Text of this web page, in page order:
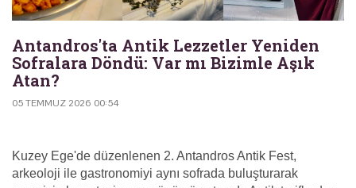
Antandros'ta Antik Lezzetler Yeniden
Sofralara Döndü: Var mı Bizimle Aşık
Atan?
05 TEMMUZ 2026 00:54
Kuzey Ege'de düzenlenen 2. Antandros Antik Fest,
arkeoloji ile gastronomiyi aynı sofrada buluşturarak